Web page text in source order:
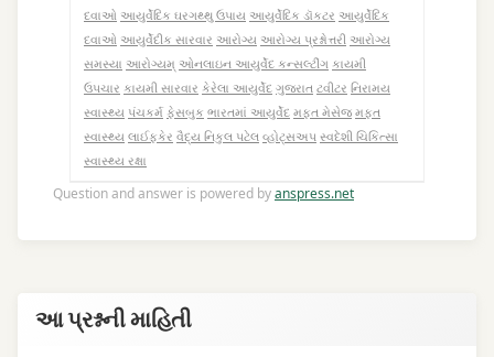
દવાઓ આયુર્વેદિક ઘરગથ્થુ ઉપાય આયુર્વેદિક ડૉકટર આયુર્વેદિક
દવાઓ આયુર્વેદીક સારવાર આરોગ્ય આરોગ્ય પ્રશ્નોત્તરી આરોગ્ય
સમસ્યા આરોગ્યમ્ ઓનલાઇન આયુર્વેદ કન્સલ્ટીંગ કાયમી
ઉપચાર કાયમી સારવાર કેરેલા આયુર્વેદ ગુજરાત ટવીટર નિરામય
સ્વાસ્થ્ય પંચકર્મ ફેસબુક ભારતમાં આયુર્વેદ મફત મેસેજ મફત
સ્વાસ્થ્ય લાઈફકેર વૈદ્ય નિકુલ પટેલ વ્હોટ્સઅપ સ્વદેશી ચિકિત્સા
સ્વાસ્થ્ય રક્ષા
Question and answer is powered byanspress.net
આ પ્રશ્નની માહિતી